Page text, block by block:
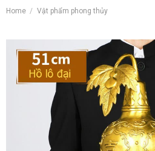
Home / Vật phẩm phong thủy